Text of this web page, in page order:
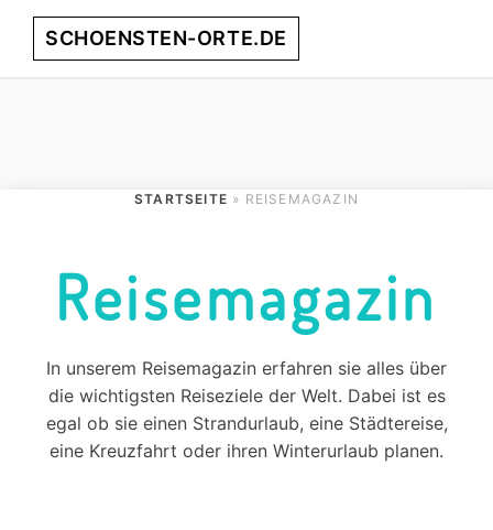
Skip
Skip
Skip
SCHOENSTEN-ORTE.DE
STARTSEITE » REISEMAGAZIN
Reisemagazin
In unserem Reisemagazin erfahren sie alles über
die wichtigsten Reiseziele der Welt. Dabei ist es
egal ob sie einen Strandurlaub, eine Städtereise,
eine Kreuzfahrt oder ihren Winterurlaub planen.